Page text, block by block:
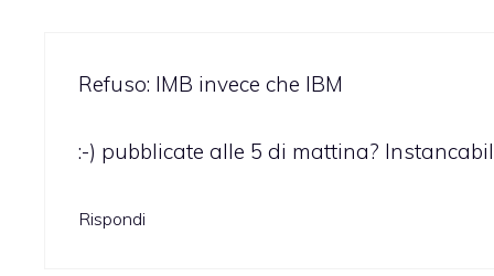
Refuso: IMB invece che IBM
:-) pubblicate alle 5 di mattina?
Rispondi